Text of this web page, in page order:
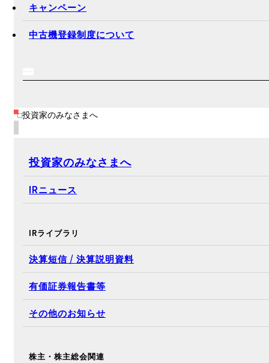
キャンペーン
中古機登録制度について
投資家のみなさまへ
投資家のみなさまへ
IRニュース
IRライブラリ
決算短信 / 決算説明資料
有価証券報告書等
その他のお知らせ
株主・株主総会関連